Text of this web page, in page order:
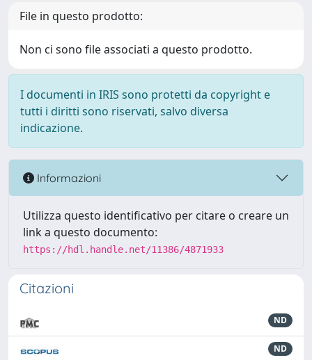
File in questo prodotto:
Non ci sono file associati a questo prodotto.
I documenti in IRIS sono protetti da copyright e
tutti i diritti sono riservati, salvo diversa
indicazione.
Informazioni
Utilizza questo identificativo per citare o creare un
link a questo documento:
https://hdl.handle.net/11386/4871933
Citazioni
ND
ND